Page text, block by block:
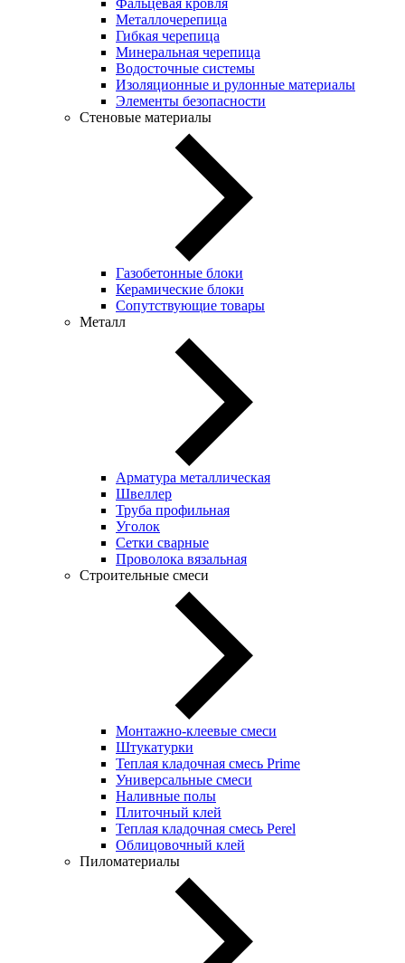
Металлочерепица
Гибкая черепица
Минеральная черепица
Водосточные системы
Изоляционные и рулонные материалы
Элементы безопасности
Стеновые материалы
Газобетонные блоки
Керамические блоки
Сопутствующие товары
Металл
Арматура металлическая
Швеллер
Труба профильная
Уголок
Сетки сварные
Проволока вязальная
Строительные смеси
Монтажно-клеевые смеси
Штукатурки
Теплая кладочная смесь Prime
Универсальные смеси
Наливные полы
Плиточный клей
Теплая кладочная смесь Perel
Облицовочный клей
Пиломатериалы